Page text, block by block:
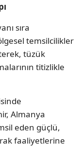
sıra
temsilcilikler
tüzük
titizlikle
Almanya
eden güçlü,
faaliyetlerine